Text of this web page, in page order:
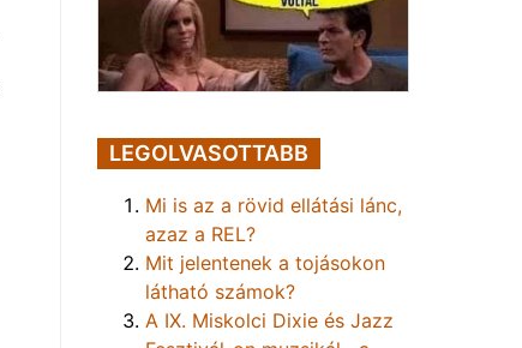
LEGOLVASOTTABB
Mi is az a rövid ellátási lánc,
azaz a REL?
Mit jelentenek a tojásokon
látható számok?
A IX. Miskolci Dixie és Jazz